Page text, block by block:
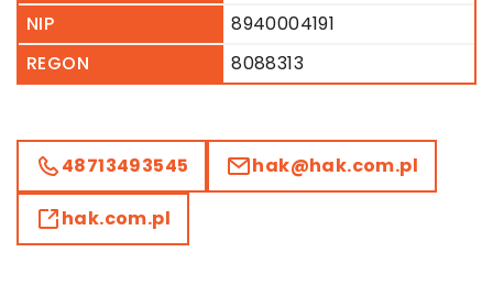
NIP
8940004191
REGON
8088313
48713493545 hak@hak.com.pl
hak.com.pl